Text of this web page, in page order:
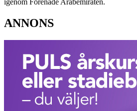
igenom Förenade Arabemiraten.
ANNONS